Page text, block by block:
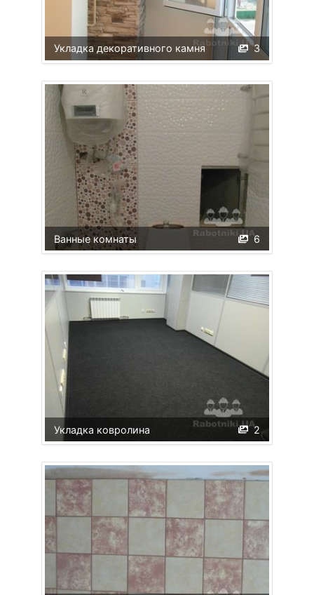
3
Укладка декоративного камня
6
Ванные комнаты
2
Укладка ковролина